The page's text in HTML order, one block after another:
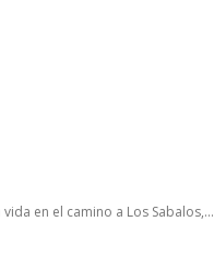
en el camino a Los Sabalos,...